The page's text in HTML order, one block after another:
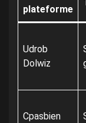
plateforme
Udrob
Dolwiz
Cpasbien